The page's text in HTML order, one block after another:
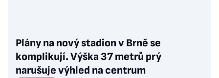
Plány na nový stadion v Brně se
komplikují. Výška 37 metrů prý
narušuje výhled na centrum